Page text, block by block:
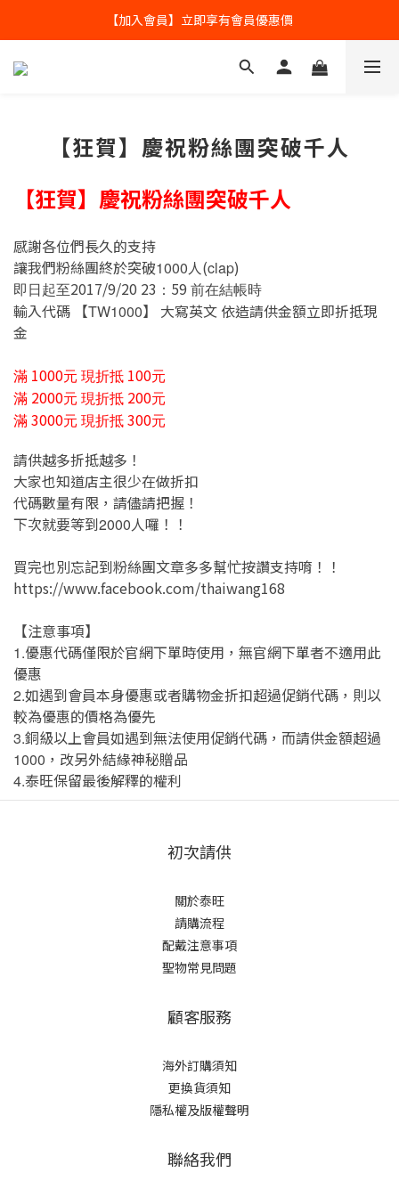
全球寄送【免運優惠】台灣請供滿2000NT免運寄送
【加入會員】立即享有會員優惠價
全球寄送【免運優惠】台灣請供滿2000NT免運寄送
【狂賀】慶祝粉絲團突破千人
【狂賀】慶祝粉絲團突破千人
感謝各位們長久的支持
讓我們粉絲團終於突破1000人(clap)
即日起至2017/9/20 23 ： 59 前在結帳時
輸入代碼 【TW1000】 大寫英文 依造請供金額立即折抵現
金
滿 1000元 現折抵 100元
滿 2000元 現折抵 200元
滿 3000元 現折抵 300元
請供越多折抵越多！
大家也知道店主很少在做折扣
代碼數量有限，請儘請把握！
下次就要等到2000人囉！！
買完也別忘記到粉絲團文章多多幫忙按讚支持唷！！
https://www.facebook.com/thaiwang168
【注意事項】
1.優惠代碼僅限於官網下單時使用，無官網下單者不適用此
優惠
2.如遇到會員本身優惠或者購物金折扣超過促銷代碼，則以
較為優惠的價格為優先
3.銅級以上會員如遇到無法使用促銷代碼，而請供金額超過
1000 ，改另外結緣神秘贈品
4.泰旺保留最後解釋的權利
初次請供
關於泰旺
請購流程
配戴注意事項
聖物常見問題
顧客服務
海外訂購須知
更換貨須知
隱私權及版權聲明
聯絡我們